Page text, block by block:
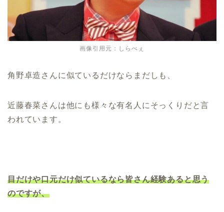
画像引用元：しらべぇ
角野卓造さんに似ているだけならまだしも、
近藤春菜さんは他にも様々な有名人にそっくりだと言
われています。
目だけや口元だけ似ているなら皆さん経験あると思う
のですが、